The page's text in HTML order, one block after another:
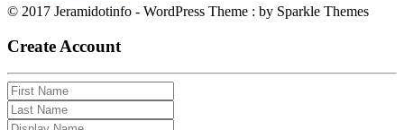
© 2017 Jeramidotinfo - WordPress Theme : by Sparkle Themes
Create Account